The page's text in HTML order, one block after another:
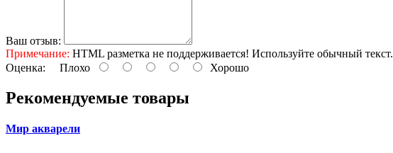
Ваш отзыв:
Примечание: HTML разметка не поддерживается! Используйте обычный текст.
Оценка: Плохо Хорошо
Рекомендуемые товары
Мир акварели